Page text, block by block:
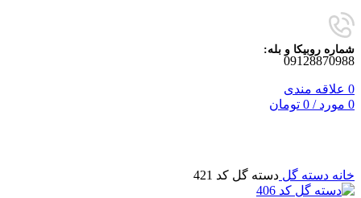
شماره روبیکا و بله:
09128870988
0 علاقه مندی
0 مورد /
0 تومان
خانه دسته گل دسته گل کد 421